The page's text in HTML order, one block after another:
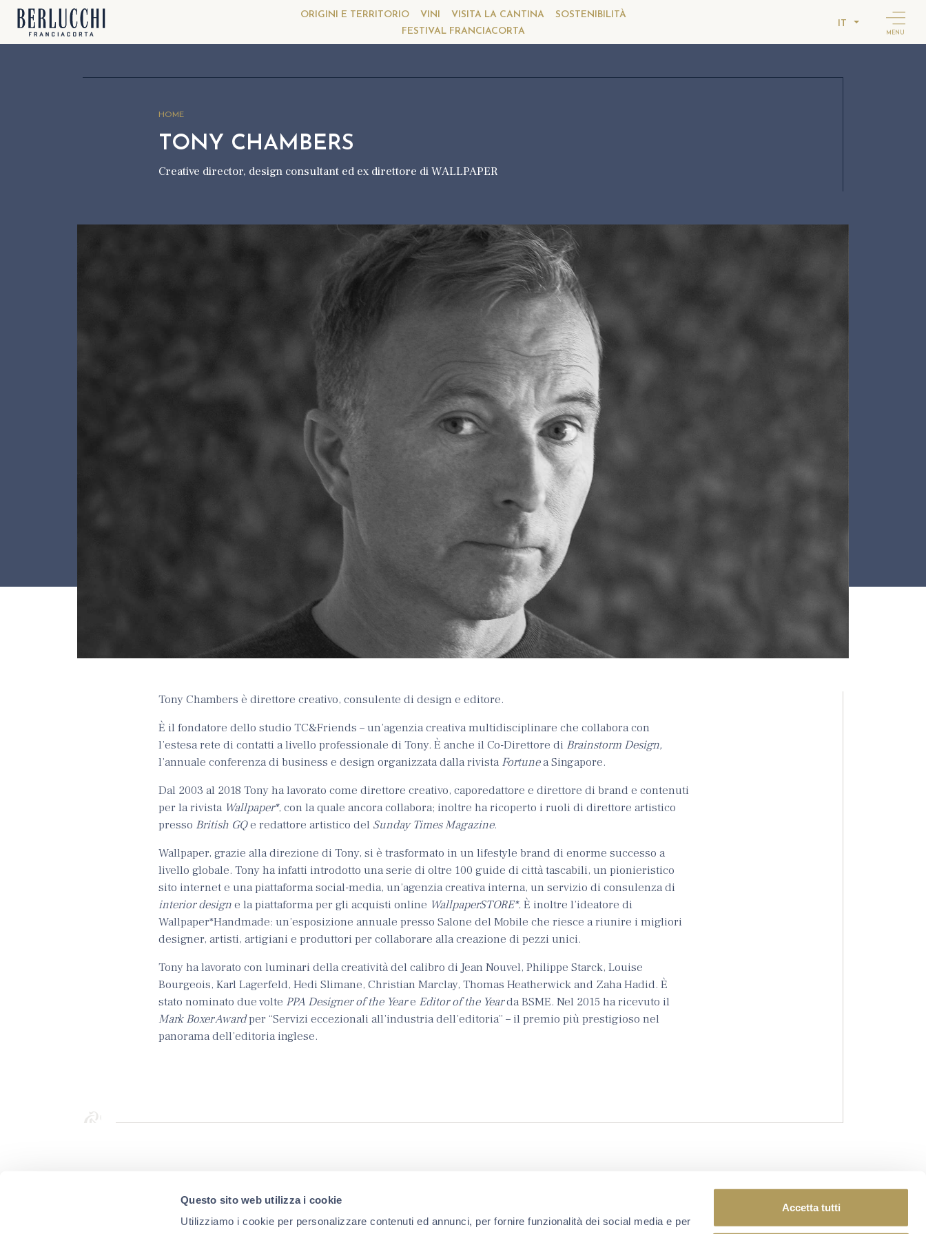
Questo sito web utilizza i cookie
Utilizziamo i cookie per personalizzare contenuti ed annunci, per fornire funzionalità dei social media e per
Accetta tutti
ORIGINI E TERRITORIO VINI VISITA LA CANTINA
SOSTENIBILITÀ
FESTIVAL FRANCIACORTA
IT
MENU
HOME
TONY CHAMBERS
Creative director, design consultant ed ex direttore di WALLPAPER
Tony Chambers è direttore creativo, consulente di design e editore.
È il fondatore dello studio TC&Friends – un’agenzia creativa multidisciplinare che collabora con
l’estesa rete di contatti a livello professionale di Tony. È anche il Co-Direttore di Brainstorm Design,
l’annuale conferenza di business e design organizzata dalla rivista Fortunea Singapore.
Dal 2003 al 2018 Tony ha lavorato come direttore creativo, caporedattore e direttore di brand e contenuti
per la rivista Wallpaper*, con la quale ancora collabora; inoltre ha ricoperto i ruoli di direttore artistico
presso British GQe redattore artistico del Sunday Times Magazine.
Wallpaper, grazie alla direzione di Tony, si è trasformato in un lifestyle brand di enorme successo a
livello globale. Tony ha infatti introdotto una serie di oltre 100 guide di città tascabili, un pionieristico
sito internet e una piattaforma social-media, un’agenzia creativa interna, un servizio di consulenza di
interior designe la piattaforma per gli acquisti online WallpaperSTORE*.È inoltre l’ideatore di
Wallpaper*Handmade: un’esposizione annuale presso Salone del Mobile che riesce a riunire i migliori
designer, artisti, artigiani e produttori per collaborare alla creazione di pezzi unici.
Tony ha lavorato con luminari della creatività del calibro di Jean Nouvel, Philippe Starck, Louise
Bourgeois, Karl Lagerfeld, Hedi Slimane, Christian Marclay, Thomas Heatherwick and Zaha Hadid. È
stato nominato due volte PPA Designer of the Yeare Editor of the Yearda BSME. Nel 2015 ha ricevuto il
Mark Boxer Awardper “Servizi eccezionali all’industria dell’editoria” – il premio più prestigioso nel
panorama dell’editoria inglese.
ISCRIVITI ALLA
Organizziamo eventi periodicamente,